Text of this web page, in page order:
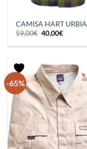
CAMISA HART URBIA
59,00€ El
precio
original
40,00€El
actual
-65%